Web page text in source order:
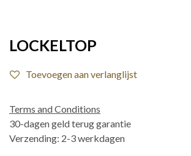
LOCKELTOP
Toevoegen aan verlanglijst
Terms and Conditions
30-dagen geld terug garantie
Verzending: 2-3 werkdagen